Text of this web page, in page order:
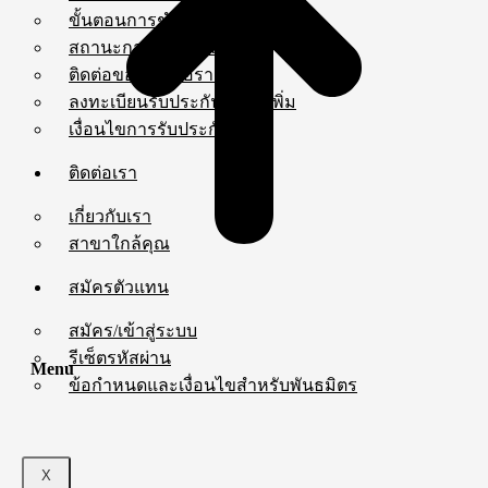
ขั้นตอนการชำระเงิน
สถานะการจัดส่งสินค้า
ติดต่อขอใบเสนอราคา
ลงทะเบียนรับประกันสินค้าเพิ่ม
เงื่อนไขการรับประกัน
ติดต่อเรา
เกี่ยวกับเรา
สาขาใกล้คุณ
สมัครตัวแทน
สมัคร/เข้าสู่ระบบ
รีเซ็ตรหัสผ่าน
ข้อกำหนดและเงื่อนไขสำหรับพันธมิตร
X
Menu